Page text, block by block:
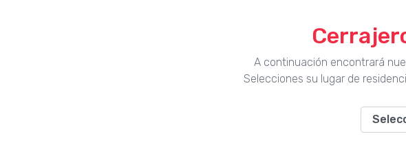
A continuación encontrará
Selecciones su lugar de